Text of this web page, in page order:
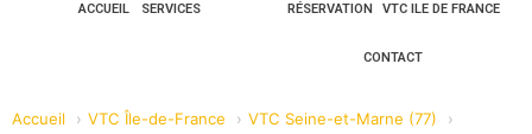
ACCUEIL SERVICES RÉSERVATION VTC ILE DE FRANCE
CONTACT
Accueil VTC Île-de-France
VTC Seine-et-Marne (77)